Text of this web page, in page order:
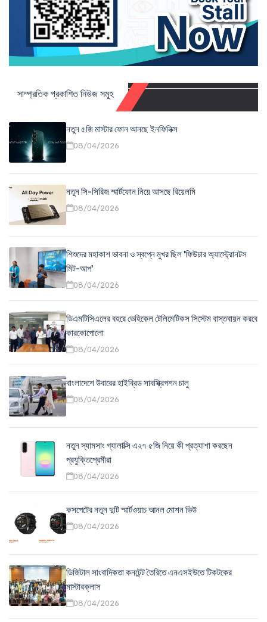
সাম্প্রতিক প্রকাশিত নিউজ সমূহ
নতুন ৫জি মাস্টার ফোন আনছে ইনফিনিক্স
08/04/2026
নতুন সি-সিরিজ স্মার্টফোন নিয়ে আসছে রিয়েলমি
08/04/2026
শিশুদের মহাকাশ ভাবনা ও স্বপ্নে মুখর ছিল 'ফিউচার অ্যাস্ট্রোনটস
মিট-আপ'
08/04/2026
ডিএমটিসিএলের বহরে ভেহিকেল টেলিমেটিকস সিস্টেম বাস্তবায়ন করবে
কারকোপোলো
08/04/2026
বাংলাদেশে উবারের হাইব্রিড সাবস্ক্রিপশন চালু
08/04/2026
নতুন স্যামসাং গ্যালাক্সি এ২৭ ৫জি নিয়ে কী প্রত্যাশা করছেন
প্রযুক্তিপ্রেমীরা
08/04/2026
কসপেটের নতুন দুটি স্মার্টওয়াচ আনল মোশন ভিউ
08/04/2026
ডিজিটাল সাংবাদিকতা কনটেন্ট তৈরিতে এনএসইউতে টিকটকের
মাস্টারক্লাস
08/04/2026